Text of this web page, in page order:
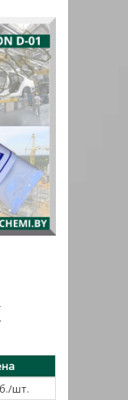
шт.